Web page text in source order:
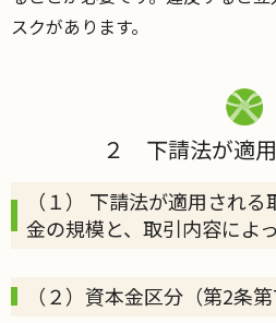
スクがあります。
２ 下請法が適
（１） 下請法が適用され
金の規模と、取引内容によ
（２）資本金区分（第2条第